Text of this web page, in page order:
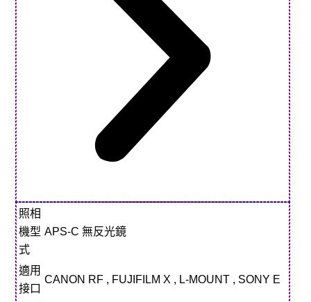
照相
機型
式
APS-C 無反光鏡
適用
接口
CANON RF , FUJIFILM X , L-MOUNT , SONY E